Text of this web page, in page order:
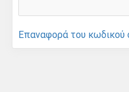
Επαναφορά του κωδικού